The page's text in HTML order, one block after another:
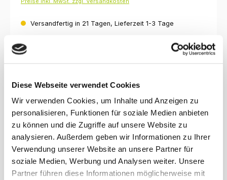
Diese Webseite verwendet Cookies
Wir verwenden Cookies, um Inhalte und Anzeigen zu
personalisieren, Funktionen für soziale Medien anbieten
zu können und die Zugriffe auf unsere Website zu
analysieren. Außerdem geben wir Informationen zu Ihrer
Verwendung unserer Website an unsere Partner für
soziale Medien, Werbung und Analysen weiter. Unsere
Partner führen diese Informationen möglicherweise mit
Versandfertig in 21 Tagen, Lieferzeit 1-3 Tage
120 cm
lackiert, klar
unbehandelt
Produkt Anzahl: Gib den gewünschten Wert ein oder benutze die
In den Warenkorb
Produktnummer: 20.500.500.u